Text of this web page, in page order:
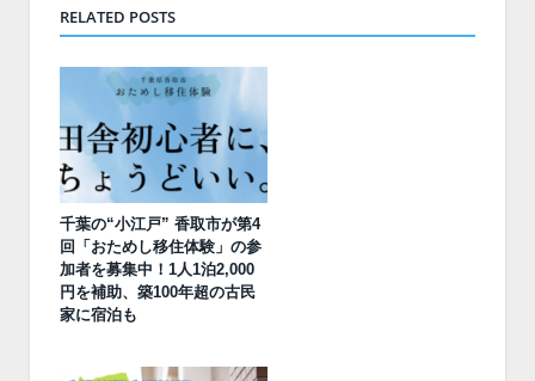
RELATED POSTS
千葉の“小江戸” 香取市が第4
回「おためし移住体験」の参
加者を募集中！1人1泊2,000
円を補助、築100年超の古民
家に宿泊も